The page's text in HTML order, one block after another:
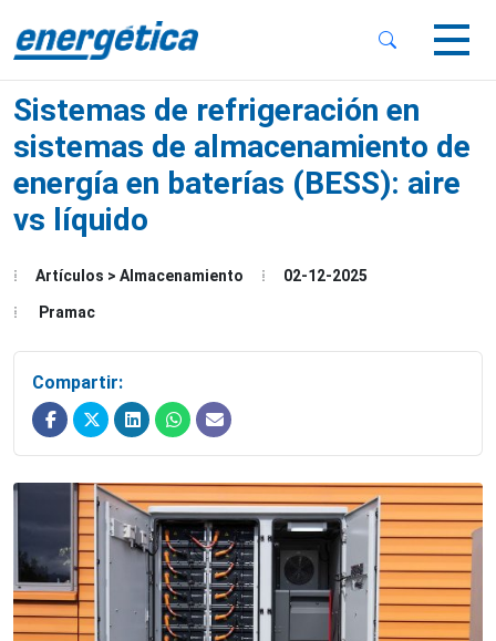
Menu
Menu
Sistemas de refrigeración en
sistemas de almacenamiento de
energía en baterías (BESS): aire
vs líquido
Artículos > Almacenamiento 02-12-2025
Pramac
Compartir: